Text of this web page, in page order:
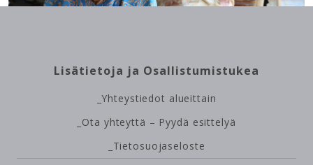
Lisätietoja ja Osallistumistukea
_Yhteystiedot alueittain
_Ota yhteyttä – Pyydä esittelyä
_Tietosuojaseloste